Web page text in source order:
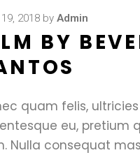
2018 by Admin
BY
quam felis,
eu, pretium
Nulla consequat